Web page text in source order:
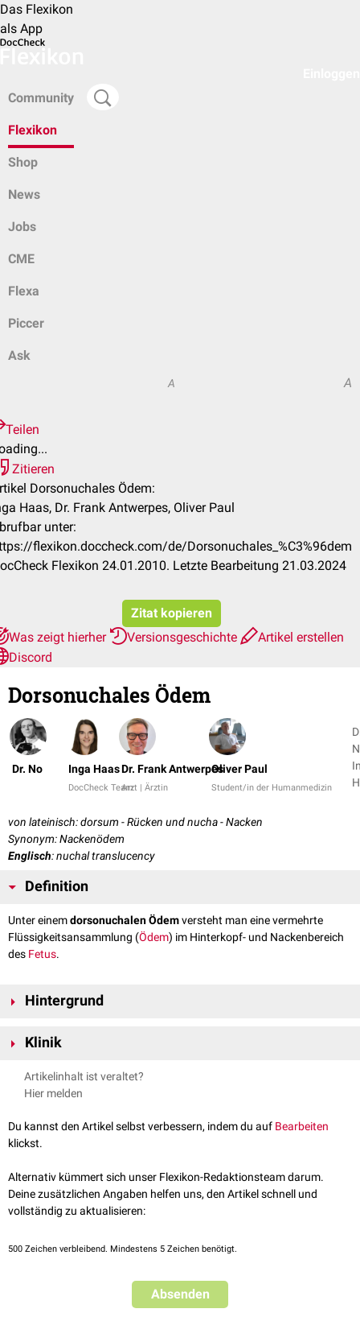
Das Flexikon
als App
Community
Flexikon
Shop
News
Jobs
CME
Flexa
Piccer
Ask
A A
Teilen
Zitieren
Dorsonuchales Ödem:
Haas, Dr. Frank Antwerpes, Oliver Paul
unter:
flexikon.doccheck.com/de/Dorsonuchales_%C3%96dem
Flexikon 24.01.2010. Letzte Bearbeitung 21.03.2024
Zitat kopieren
Was zeigt hierher
Versionsgeschichte
Artikel erstellen
Discord
Dorsonuchales Ödem
Dr. No Inga Haas
DocCheck Team
Dr. Frank Antwerpes
Arzt | Ärztin
Oliver Paul
Student/in der Humanmedizin
von lateinisch: dorsum - Rücken und nucha - Nacken
Synonym: Nackenödem
Englisch: nuchal translucency
Definition
Unter einemdorsonuchalen Ödemversteht man eine vermehrte
Flüssigkeitsansammlung (Ödem) im Hinterkopf- und Nackenbereich
des Fetus.
Hintergrund
Nackentransparenz
Verbreiterung dieser Zone von mehr als 3 mm spricht man von einem
dorsonuchalen Ödem.
allerdings nicht einheitlich. Teilweise werden die Begriffe auch synonym
verwendet und das dorsonuchale Ödem als "verstärkte
Klinik
Das Auftreten des dorsonuchalen Ödems kann zwischen der 12. und der
Schwangerschaftswoche
unspezifischer
Marker für bestimmte Chromosomenanomalien , wie z.B.:
Down-Syndrom
Edwards-Syndrom(Trisomie 18)
Trisomie 10
Trisomie 15
Trisomie 22
Cornelia-de-Lange-Syndrom
Artikelinhalt ist veraltet?
Hier melden
Du kannst den Artikel selbst verbessern, indem du auf Bearbeiten
klickst.
Alternativ kümmert sich unser Flexikon-Redaktionsteam darum.
Deine zusätzlichen Angaben helfen uns, den Artikel schnell und
vollständig zu aktualisieren:
500 Zeichen verbleibend. Mindestens 5 Zeichen benötigt.
Absenden